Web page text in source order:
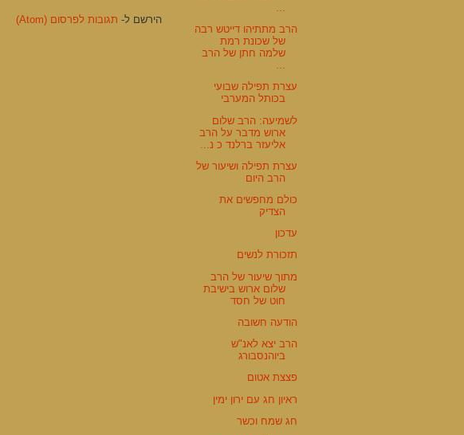
הירשם ל- תגובות לפרסום (Atom)
הרב מתתיהו דייטש רבה
של שכונת רמת
שלמה חתן של הרב
...
עצרת תפילה שבועי
בכותל המערבי
לשמיעה: הרב שלום
ארוש מדבר על הרב
אליעזר ברלנד כ נ...
עצרת תפילה ושיעור של
הרב היום
כולם מחפשים את
הצדיק
עדכון
תזכורת לנשים
מתוך שיעור של הרב
שלום ארוש בישיבת
חוט של חסד
הודעה חשובה
הרב יצא לאנ"ש
ביוהנסבורג
פצצת אטום
ראיון חג עם ירון ימין
חג שמח וכשר